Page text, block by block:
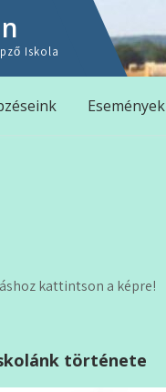
Iskola
Események
kattintson a képre!
története